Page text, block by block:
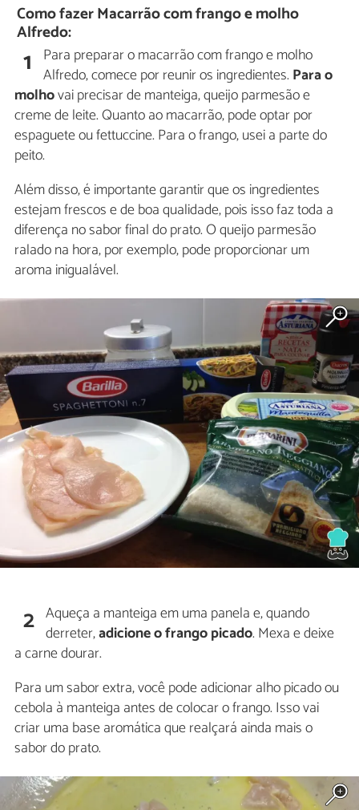
Como fazer Macarrão com frango e molho
Alfredo:
1 Para preparar o macarrão com frango e molho
Alfredo, comece por reunir os ingredientes. Para o
molhovai precisar de manteiga, queijo parmesão e
creme de leite. Quanto ao macarrão, pode optar por
espaguete ou fettuccine. Para o frango, usei a parte do
peito.
Além disso, é importante garantir que os ingredientes
estejam frescos e de boa qualidade, pois isso faz toda a
diferença no sabor final do prato. O queijo parmesão
ralado na hora, por exemplo, pode proporcionar um
aroma inigualável.
2 Aqueça a manteiga em uma panela e, quando
derreter,adicione o frango picado. Mexa e deixe
a carne dourar.
Para um sabor extra, você pode adicionar alho picado ou
cebola à manteiga antes de colocar o frango. Isso vai
criar uma base aromática que realçará ainda mais o
sabor do prato.